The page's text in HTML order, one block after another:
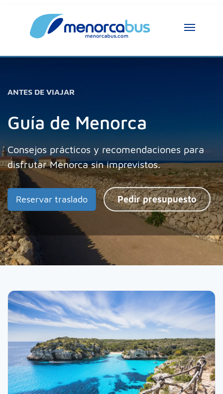
ANTES DE VIAJAR
Guía de Menorca
Consejos prácticos y recomendaciones para
disfrutar Menorca sin imprevistos.
Reservar traslado Pedir presupuesto
Asistente MenorcaBus